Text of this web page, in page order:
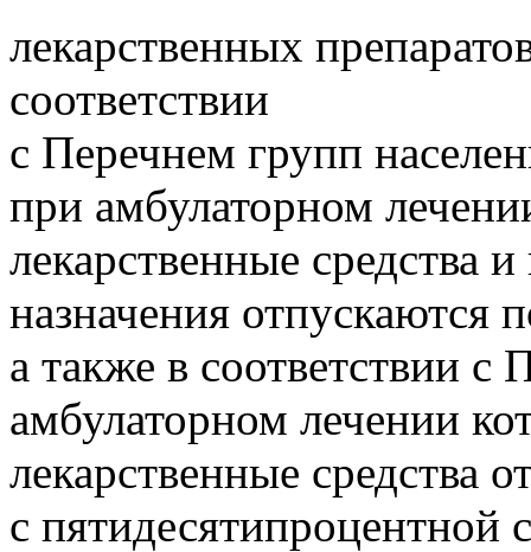
лекарственных
соответствии
с Перечнем групп
при амбулаторном
лекарственные средства
назначения отпускаются
а также в соответствии
амбулаторном лечении
лекарственные средства
с пятидесятипроцентной